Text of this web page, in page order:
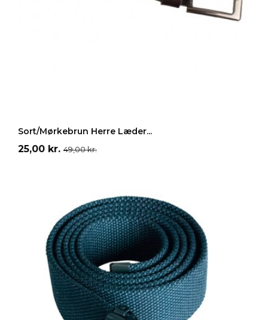
Sort/Mørkebrun Herre Læder...
Pris
25,00 kr. Normalpris
49,00 kr.